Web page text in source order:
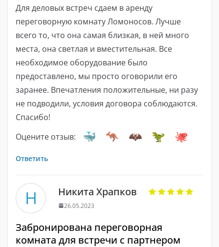
Для деловых встреч сдаем в аренду
переговорную комнату Ломоносов. Лучше
всего то, что она самая близкая, в ней много
места, она светлая и вместительная. Все
необходимое оборудование было
предоставлено, мы просто оговорили его
заранее. Впечатления положительные, ни разу
не подводили, условия договора соблюдаются.
Спасибо!
Оцените отзыв:
Ответить
Н Никита Храпков
26.05.2023
Забронирована переговорная
комната для встречи с партнером